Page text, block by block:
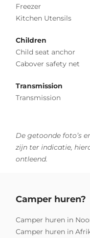
Freezer
Kitchen Utensils
Children
Child seat anchor
Cabover safety net
Transmission
Transmission
De getoonde foto’s
zijn ter indicatie,
ontleend.
Camper huren?
Camper huren in
Camper huren in